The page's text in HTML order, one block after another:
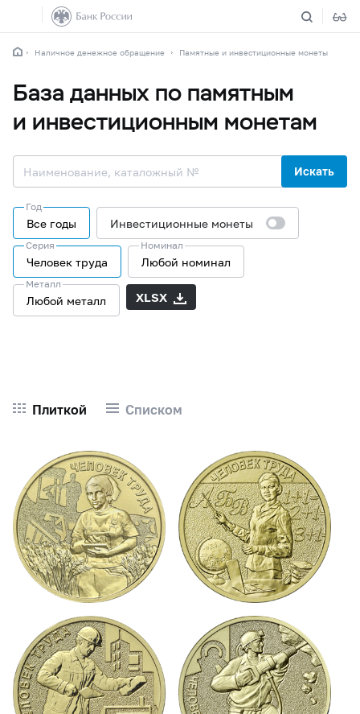
Наличное денежное обращение Памятные и инвестиционные монеты
База данных по памятным
и инвестиционным монетам
Искать
Год
Все годы Инвестиционные монеты
Серия
Человек труда
Номинал
Любой номинал
Металл
Любой металл XLSX
Плиткой Списком